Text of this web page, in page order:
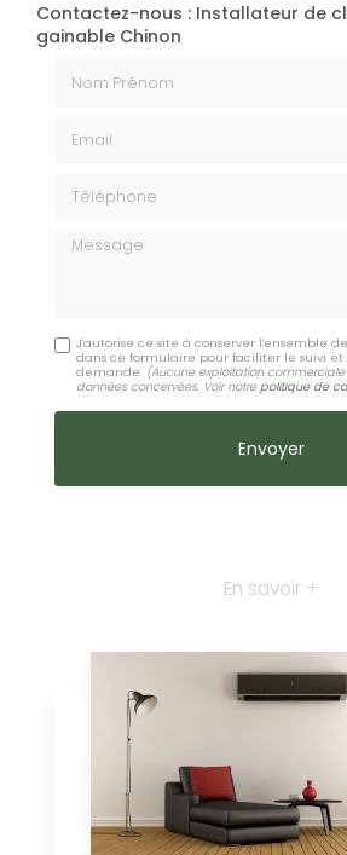
Contactez-nous : Installateur de
gainable Chinon
Message
J'autorise ce site à conserver l'ensemble
dans ce formulaire pour faciliter le suivi
demande. (Aucune exploitation
données concervées. Voir notre politique de
En savoir +